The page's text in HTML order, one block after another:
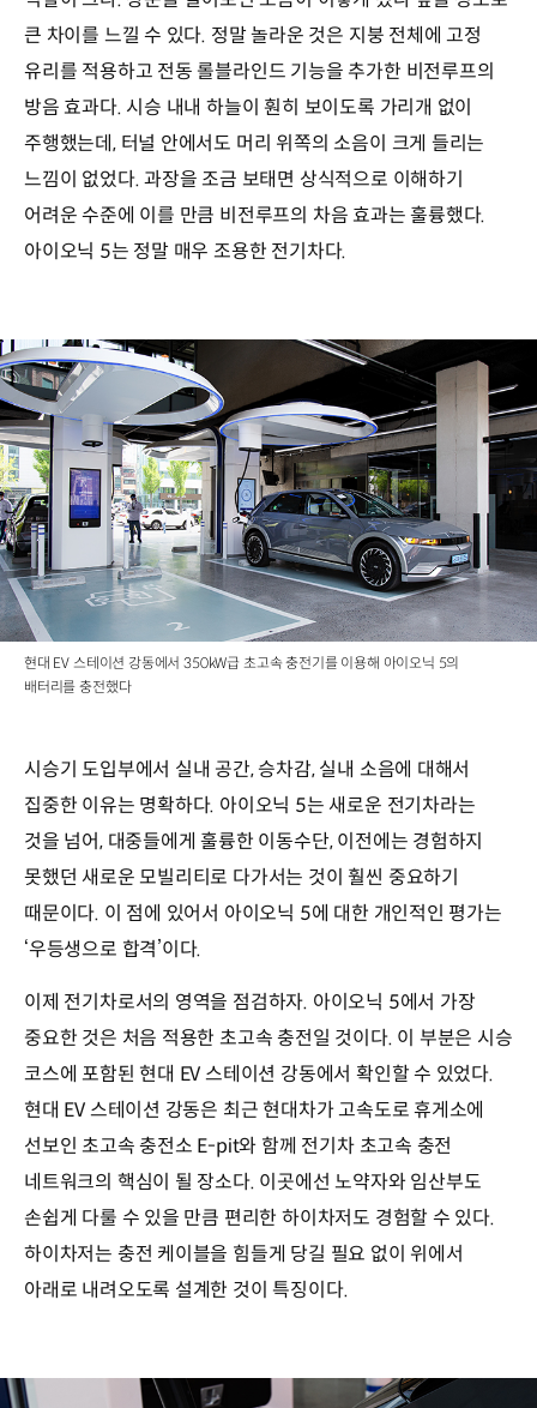
큰 차이를 느낄 수 있다. 정말 놀라운 것은 지붕 전체에 고정
유리를 적용하고 전동 롤블라인드 기능을 추가한 비전루프의
방음 효과다. 시승 내내 하늘이 훤히 보이도록 가리개 없이
주행했는데, 터널 안에서도 머리 위쪽의 소음이 크게 들리는
느낌이 없었다. 과장을 조금 보태면 상식적으로 이해하기
어려운 수준에 이를 만큼 비전루프의 차음 효과는 훌륭했다.
아이오닉 5는 정말 매우 조용한 전기차다.
현대 EV 스테이션 강동에서 350kW급 초고속 충전기를 이용해 아이오닉 5의
배터리를 충전했다
시승기 도입부에서 실내 공간, 승차감, 실내 소음에 대해서
집중한 이유는 명확하다. 아이오닉 5는 새로운 전기차라는
것을 넘어, 대중들에게 훌륭한 이동수단, 이전에는 경험하지
못했던 새로운 모빌리티로 다가서는 것이 훨씬 중요하기
때문이다. 이 점에 있어서 아이오닉 5에 대한 개인적인 평가는
‘우등생으로 합격’이다.
이제 전기차로서의 영역을 점검하자. 아이오닉 5에서 가장
중요한 것은 처음 적용한 초고속 충전일 것이다. 이 부분은 시승
코스에 포함된 현대 EV 스테이션 강동에서 확인할 수 있었다.
현대 EV 스테이션 강동은 최근 현대차가 고속도로 휴게소에
선보인 초고속 충전소 E-pit와 함께 전기차 초고속 충전
네트워크의 핵심이 될 장소다. 이곳에선 노약자와 임산부도
손쉽게 다룰 수 있을 만큼 편리한 하이차저도 경험할 수 있다.
하이차저는 충전 케이블을 힘들게 당길 필요 없이 위에서
아래로 내려오도록 설계한 것이 특징이다.